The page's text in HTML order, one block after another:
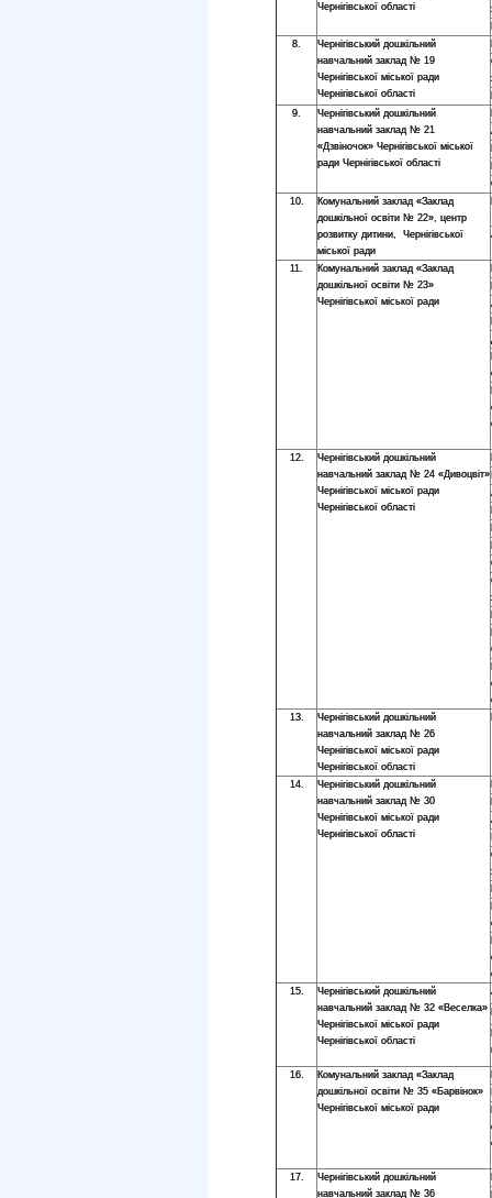
Чернігівської області
8.
Чернігівський дошкільний
навчальний заклад № 19
Чернігівської міської ради
Чернігівської області
9.
Чернігівський дошкільний
навчальний заклад № 21
«Дзвіночок» Чернігівської міської
ради Чернігівської області
10.
Комунальний заклад «Заклад
дошкільної освіти № 22», центр
розвитку дитини, Чернігівської
міської ради
11.
Комунальний заклад «Заклад
дошкільної освіти № 23»
Чернігівської міської ради
12.
Чернігівський дошкільний
навчальний заклад № 24 «Дивоцвіт»
Чернігівської міської ради
Чернігівської області
13.
Чернігівський дошкільний
навчальний заклад № 26
Чернігівської міської ради
Чернігівської області
14.
Чернігівський дошкільний
навчальний заклад № 30
Чернігівської міської ради
Чернігівської області
15.
Чернігівський дошкільний
навчальний заклад № 32 «Веселка»
Чернігівської міської ради
Чернігівської області
16.
Комунальний заклад «Заклад
дошкільної освіти № 35 «Барвінок»
Чернігівської міської ради
17.
Чернігівський дошкільний
навчальний заклад № 36